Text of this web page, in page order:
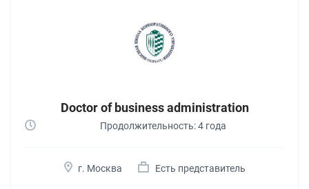
Doctor of business administration
Продолжительность: 4 года
г. Москва Есть представитель